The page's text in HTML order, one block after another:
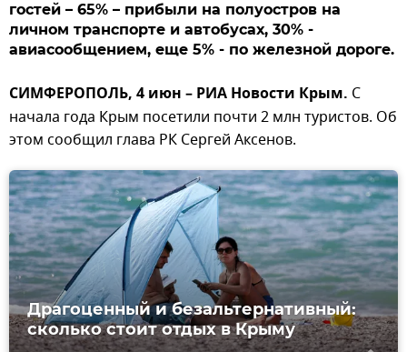
гостей – 65% – прибыли на полуостров на
личном транспорте и автобусах, 30% -
авиасообщением, еще 5% - по железной дороге.
СИМФЕРОПОЛЬ, 4 июн – РИА Новости Крым. С
начала года Крым посетили почти 2 млн туристов. Об
этом сообщил глава РК Сергей Аксенов.
Драгоценный и безальтернативный:
сколько стоит отдых в Крыму